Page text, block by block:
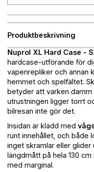
Produktbeskrivning
Nuprol XL Hard Case -
hardcase-utförande för
vapenrepliker och annan
hemmet och spelfältet.
betyder att varken damm
utrustningen ligger torrt
bilresan inte gör det.
Insidan är klädd med
runt innehållet, och både
inget skramlar eller
längdmått på hela 130
med marginal.